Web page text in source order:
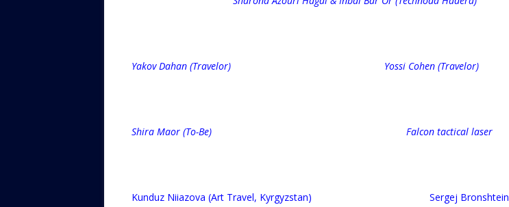
Yakov Dahan (Travelor) Yossi Cohen (Travelor)
Shira Maor (To-Be) Falcon tactical laser
Kunduz Niiazova (Art Travel, Kyrgyzstan) Sergej Bronshtein